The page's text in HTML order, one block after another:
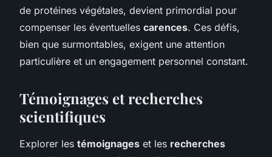
de protéines végétales, devient primordial pour
compenser les éventuelles carences. Ces défis,
bien que surmontables, exigent une attention
particulière et un engagement personnel constant.
Témoignages et recherches
scientifiques
Explorer les témoignages et les recherches